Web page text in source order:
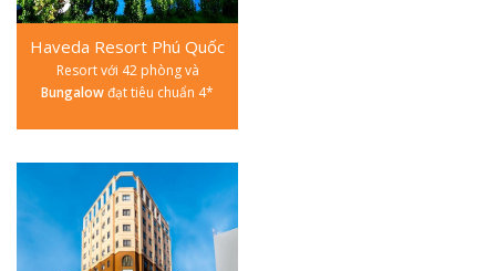
Haveda Resort Phú Quốc
Resort với 42 phòng và
Bungalowđạt tiêu chuẩn 4*